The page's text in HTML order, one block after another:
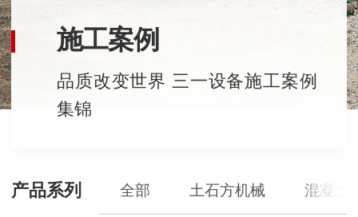
施工案例
品质改变世界 三一设备施工案例
集锦
产品系列 全部 土石方机械 混凝土